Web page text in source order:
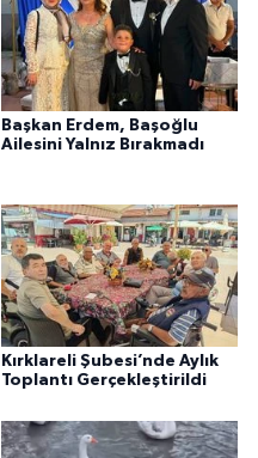
Başkan Erdem, Başoğlu
Ailesini Yalnız Bırakmadı
Kırklareli Şubesi’nde Aylık
Toplantı Gerçekleştirildi